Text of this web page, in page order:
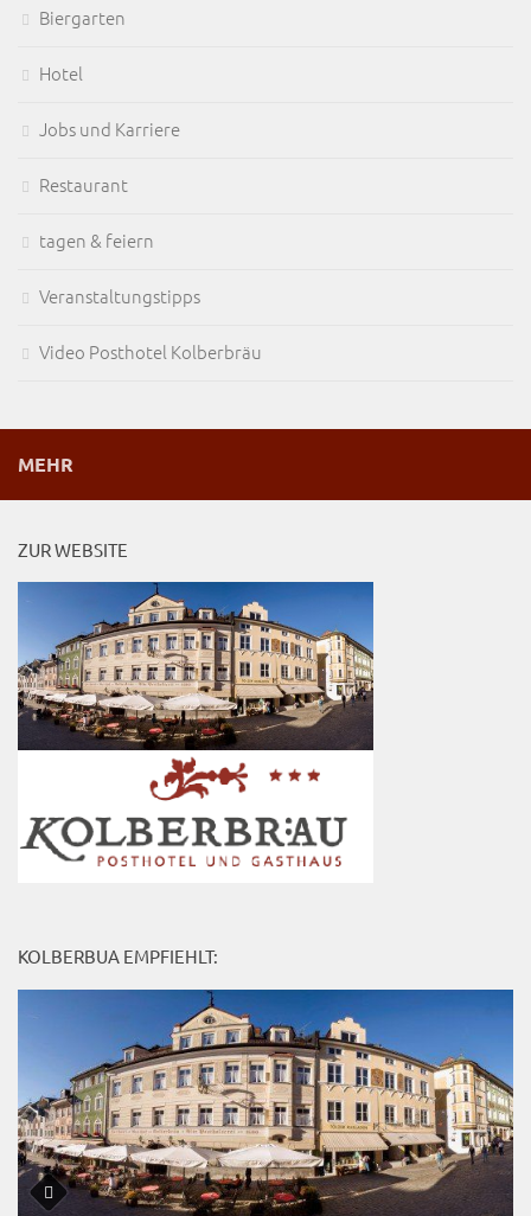
Biergarten
Hotel
Jobs und Karriere
Restaurant
tagen & feiern
Veranstaltungstipps
Video Posthotel Kolberbräu
MEHR
ZUR WEBSITE
KOLBERBUA EMPFIEHLT: